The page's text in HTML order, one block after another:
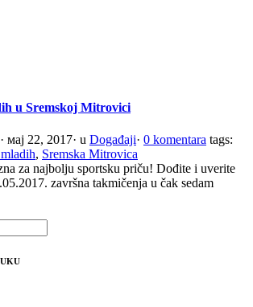
u Sremskoj Mitrovici
· мај 22, 2017· u Događaji· 0 komentara tags:
, Sremska Mitrovica
za najbolju sportsku priču! Dođite i uverite
završna takmičenja u čak sedam